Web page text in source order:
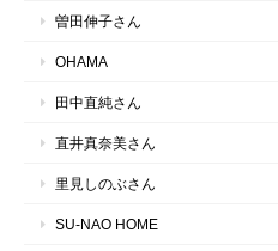
曽田伸子さん
OHAMA
田中直純さん
直井真奈美さん
里見しのぶさん
SU-NAO HOME